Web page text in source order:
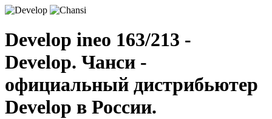
Develop ineo 163/213 -
Develop. Чанси -
официальный дистрибьютер
Develop в России.